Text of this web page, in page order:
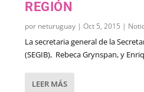
REGIÓN
por neturuguay |Oct 5, 2015 |
La secretaria general de la
(SEGIB), Rebeca Grynspan, y
LEER MÁS